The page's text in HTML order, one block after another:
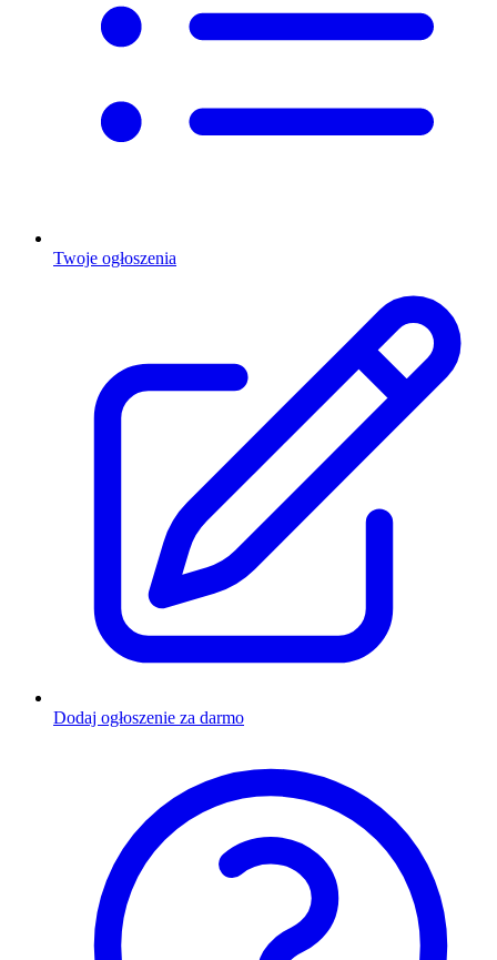
Twoje ogłoszenia
Dodaj ogłoszenie za darmo